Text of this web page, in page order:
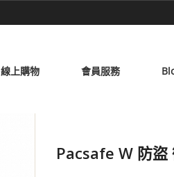
線上購物 會員服務
Pacsafe W 防盜